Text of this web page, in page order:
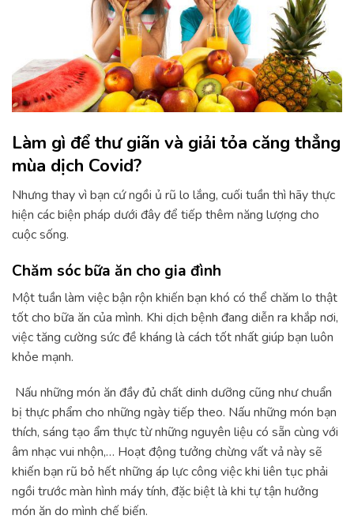
Làm gì để thư giãn và giải tỏa căng thẳng
mùa dịch Covid?
Nhưng thay vì bạn cứ ngồi ủ rũ lo lắng, cuối tuần thì hãy thực
hiện các biện pháp dưới đây để tiếp thêm năng lượng cho
cuộc sống.
Chăm sóc bữa ăn cho gia đình
Một tuần làm việc bận rộn khiến bạn khó có thể chăm lo thật
tốt cho bữa ăn của mình. Khi dịch bệnh đang diễn ra khắp nơi,
việc tăng cường sức đề kháng là cách tốt nhất giúp bạn luôn
khỏe mạnh.
Nấu những món ăn đầy đủ chất dinh dưỡng cũng như chuẩn
bị thực phẩm cho những ngày tiếp theo. Nấu những món bạn
thích, sáng tạo ẩm thực từ những nguyên liệu có sẵn cùng với
âm nhạc vui nhộn,… Hoạt động tưởng chừng vất vả này sẽ
khiến bạn rũ bỏ hết những áp lực công việc khi liên tục phải
ngồi trước màn hình máy tính, đặc biệt là khi tự tận hưởng
món ăn do mình chế biến.